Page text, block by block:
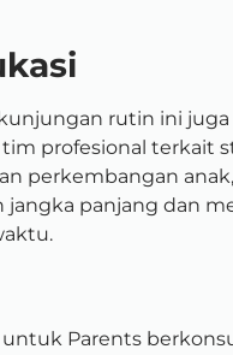
rutin ini
profesional terkait
perkembangan
panjang dan
Parents